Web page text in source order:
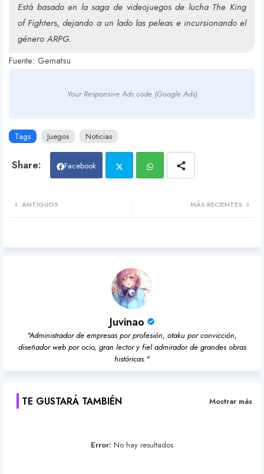
Está basado en la saga de videojuegos de lucha The King
of Fighters, dejando a un lado las peleas e incursionando el
género ARPG.
Fuente: Gematsu
Your Responsive Ads code (Google Ads)
Tags Juegos Noticias
Facebook
pp
MÁS RECIENTES
ANTIGUOS
Juvinao
"Administrador de empresas por profesión, otaku por convicción,
diseñador web por ocio, gran lector y fiel admirador de grandes obras
históricas."
TE GUSTARÁ TAMBIÉN Mostrar más
Error: No hay resultados